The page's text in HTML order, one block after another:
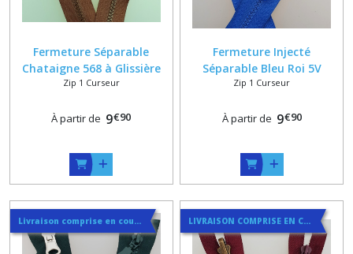
Fermeture Séparable
Chataigne 568 à Glissière
Plastique Injecte Sur
Option Reversible
Zip 1 Curseur
À partir de 9€90
Fermeture Injecté
Séparable Bleu Roi 5V
Classique ou Réversible sur
Zip 1 Curseur
À partir de 9€90
Livraison comprise en courrier suivi LIVRAISON COMPRISE EN COURRIER SUIVI